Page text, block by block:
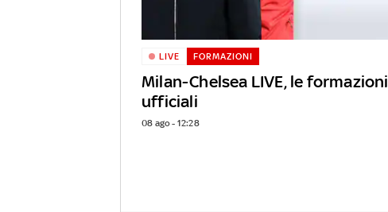
Milan-Chelsea LIVE, le formazioni
ufficiali
LIVE FORMAZIONI
08 ago - 12:28